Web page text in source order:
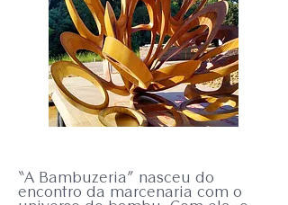
“A Bambuzeria” nasceu do
encontro da marcenaria com o